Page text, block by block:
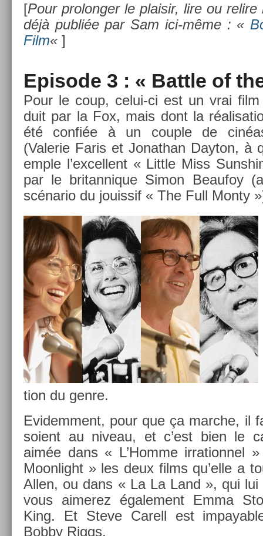
[Pour pro­long­er le plaisir, lire ou re­lire
déjà publiée par Sam ici-même : «
Film« ]
Epi­sode 3 : « Battle of
Pour le coup, celui-ci est un vrai
duit par la Fox, mais dont la
été confiée à un co­u­ple de
(Valerie Faris et Jonat­han Dayton, à
em­ple l’ex­cellent « Lit­tle Miss
par le britan­nique Simon Be­aufoy
scénario du jouis­sif « The Full Monty
tion du genre.
Evi­dem­ment, pour que ça marche, il
soient au niveau, et c’est bien le
aimée dans « L’Homme ir­ration­nel
Moon­light » les deux films qu’elle a
Allen, ou dans « La La Land », qui lui
vous aimerez égale­ment Emma
King. Et Steve Carell est
Bobby Riggs.